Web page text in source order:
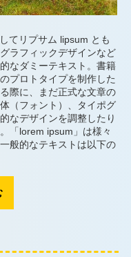
てリプサム lipsum とも
ラフィックデザインなど
なダミーテキスト。書籍
プロトタイプを制作した
際に、まだ正式な文章の
（フォント）、タイポグ
なデザインを調整したり
「lorem ipsum」は様々
般的なテキストは以下の